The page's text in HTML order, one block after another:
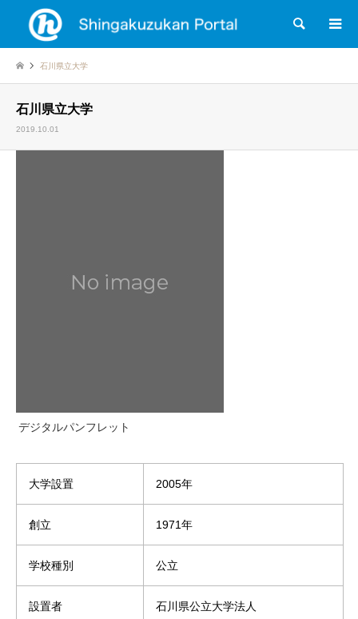
検索
石川県立大学
石川県立大学
2019.10.01
デジタルパンフレット
大学設置 2005年
創立 1971年
学校種別 公立
設置者 石川県公立大学法人